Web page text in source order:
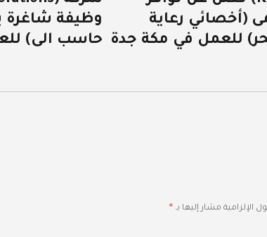
(أخصائي رعاية
للعمل في مكة جدة
التالية:
وظيفة
حاسب الى)
الإلزامية مشار إليها بـ *